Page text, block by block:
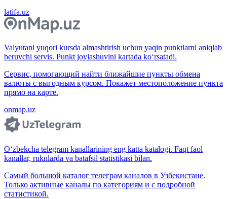
latifa.uz
Valyutani yuqori kursda almashtirish uchun yaqin punktlarni aniqlab
beruvchi servis. Punkt joylashuvini kartada ko‘rsatadi.
Сервис, помогающий найти ближайшие пункты обмена
валюты с выгодным курсом. Покажет местоположение пункта
прямо на карте.
onmap.uz
O‘zbekcha telegram kanallarining eng katta katalogi. Faqt faol
kanallar, ruknlarda va batafsil statistikasi bilan.
Самый большой каталог телеграм каналов в Узбекистане.
Только активные каналы по категориям и с подробной
статистикой.